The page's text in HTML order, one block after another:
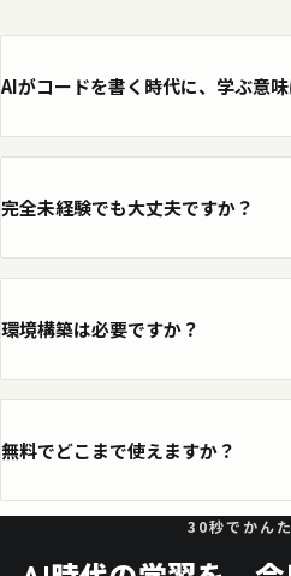
AIがコードを書く時代に、学ぶ意
完全未経験でも大丈夫ですか？
環境構築は必要ですか？
無料でどこまで使えますか？
30秒でかん